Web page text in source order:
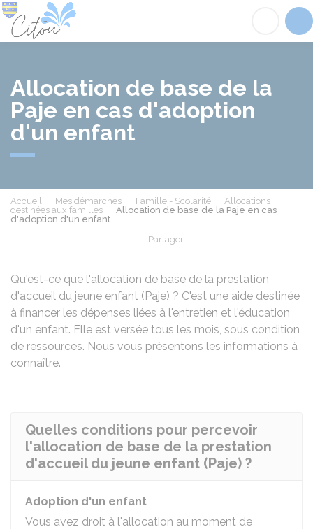
Allocation de base de la
Paje en cas d'adoption
d'un enfant
Accueil Mes démarches Famille - Scolarité
Allocations
destinées aux familles
Allocation de base de la Paje en cas
d'adoption d'un enfant
Partager
Qu'est-ce que l'allocation de base de la prestation
d'accueil du jeune enfant (Paje) ? C'est une aide destinée
à financer les dépenses liées à l'entretien et l'éducation
d'un enfant. Elle est versée tous les mois, sous condition
de ressources. Nous vous présentons les informations à
connaître.
Quelles conditions pour percevoir
l'allocation de base de la prestation
d'accueil du jeune enfant (Paje) ?
Adoption d'un enfant
Vous avez droit à l'allocation au moment de